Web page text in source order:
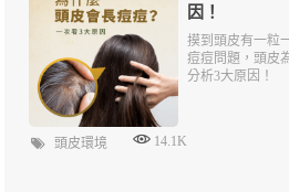
因！
摸到頭皮有一粒
痘痘問題，頭皮
分析3大原因！
頭皮環境 14.1K